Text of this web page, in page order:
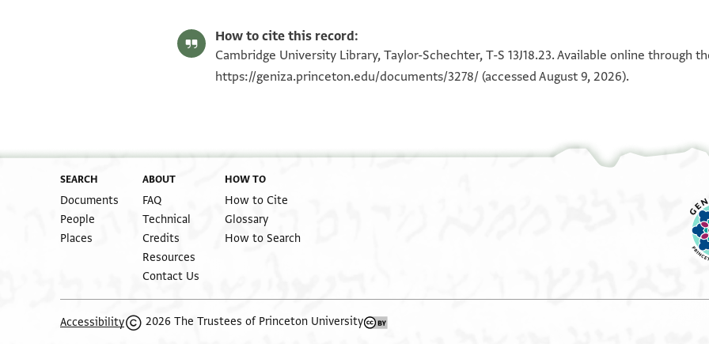
. .
How to cite this record:
Cambridge University Library, Taylor-Schechter, T-S 13J18.23. Available online through
https://geniza.princeton.edu/documents/3278/ (accessed August 9, 2026).
SEARCH
Documents
People
Places
ABOUT
FAQ
Technical
Credits
Resources
Contact Us
HOW TO
How to Cite
Glossary
How to Search
Accessibility 2026 The Trustees of Princeton University